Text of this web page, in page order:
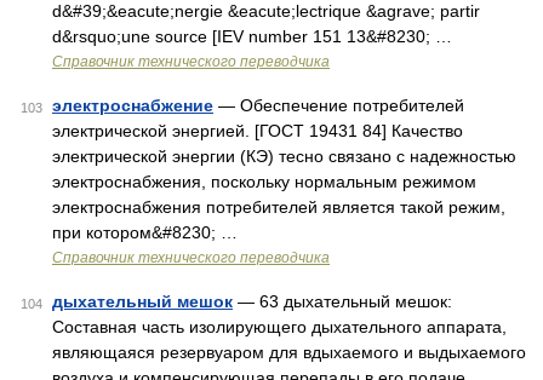
d&#39;&eacute;nergie &eacute;lectrique &agrave; partir
d&rsquo;une source [IEV number 151 13&#8230; …
Справочник технического переводчика
103 электроснабжение — Обеспечение потребителей
электрической энергией. [ГОСТ 19431 84] Качество
электрической энергии (КЭ) тесно связано с надежностью
электроснабжения, поскольку нормальным режимом
электроснабжения потребителей является такой режим,
при котором&#8230; …
Справочник технического переводчика
104 дыхательный мешок — 63 дыхательный мешок:
Составная часть изолирующего дыхательного аппарата,
являющаяся резервуаром для вдыхаемого и выдыхаемого